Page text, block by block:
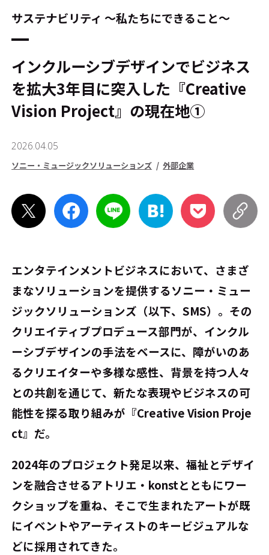
サステナビリティ ～私たちにできること～
インクルーシブデザインでビジネス
を拡大――3年目に突入した『Creative
Vision Project』の現在地①
2026.04.05
ソニー・ミュージックソリューションズ 外部企業
エンタテインメントビジネスにおいて、さまざ
まなソリューションを提供するソニー・ミュー
ジックソリューションズ（以下、SMS）。その
クリエイティブプロデュース部門が、インクル
ーシブデザインの手法をベースに、障がいのあ
るクリエイターや多様な感性、背景を持つ人々
との共創を通じて、新たな表現やビジネスの可
能性を探る取り組みが『Creative Vision Proje
ct』だ。
2024年のプロジェクト発足以来、福祉とデザイ
ンを融合させるアトリエ・konstとともにワー
クショップを重ね、そこで生まれたアートが既
にイベントやアーティストのキービジュアルな
どに採用されてきた。